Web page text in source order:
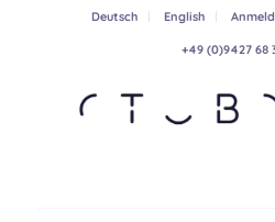
Deutsch English
+49 (0)9427 68